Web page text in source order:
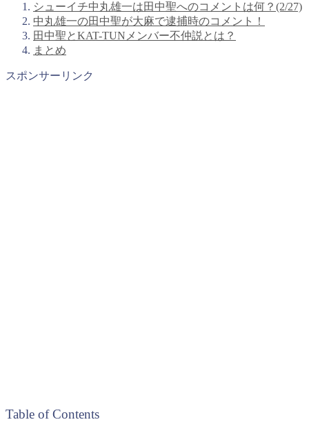
シューイチ中丸雄一は田中聖へのコメントは何？(2/27)
中丸雄一の田中聖が大麻で逮捕時のコメント！
田中聖とKAT-TUNメンバー不仲説とは？
まとめ
スポンサーリンク
Table of Contents